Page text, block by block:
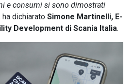
e consumi si sono dimostrati
ha dichiarato Simone Martinelli, E-
Development di Scania Italia.